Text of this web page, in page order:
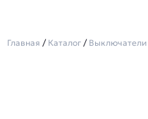
Главная / Каталог / Выключатели